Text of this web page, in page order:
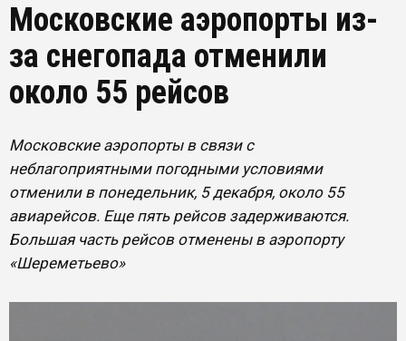
Московские аэропорты из-
за снегопада отменили
около 55 рейсов
Московские аэропорты в связи с
неблагоприятными погодными условиями
отменили в понедельник, 5 декабря, около 55
авиарейсов. Еще пять рейсов задерживаются.
Большая часть рейсов отменены в аэропорту
«Шереметьево»